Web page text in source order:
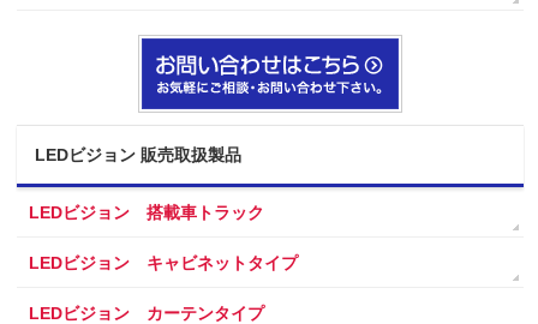
LEDビジョン 販売取扱製品
LEDビジョン 搭載車トラック
LEDビジョン キャビネットタイプ
LEDビジョン カーテンタイプ